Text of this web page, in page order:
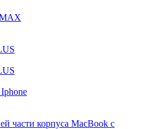
части корпуса MacBook с